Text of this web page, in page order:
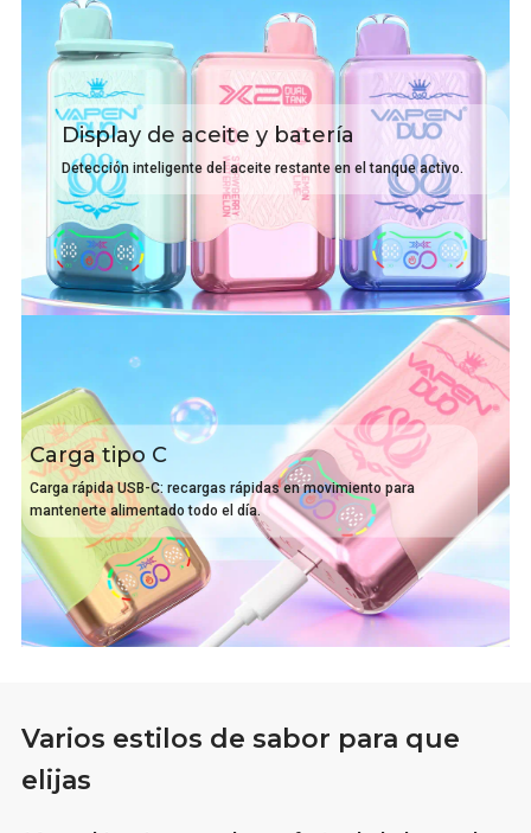
Display de aceite y batería
Detección inteligente del aceite restante en el tanque activo.
Carga tipo C
Carga rápida USB-C: recargas rápidas en movimiento para
mantenerte alimentado todo el día.
Varios estilos de sabor para que
elijas